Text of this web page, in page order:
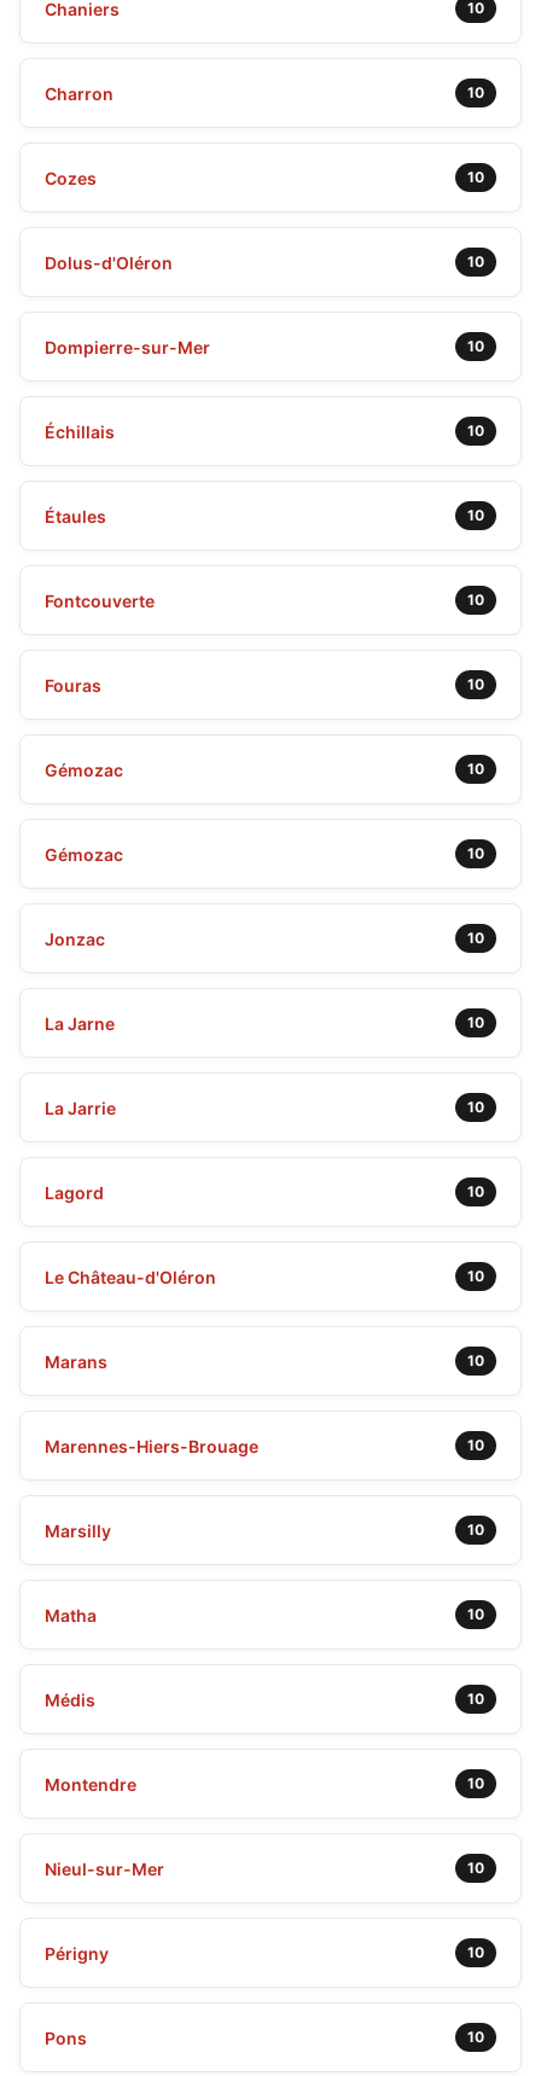
Chaniers 10
Charron 10
Cozes 10
Dolus-d'Oléron 10
Dompierre-sur-Mer 10
Échillais 10
Étaules 10
Fontcouverte 10
Fouras 10
Gémozac 10
Gémozac 10
Jonzac 10
La Jarne 10
La Jarrie 10
Lagord 10
Le Château-d'Oléron 10
Marans 10
Marennes-Hiers-Brouage 10
Marsilly 10
Matha 10
Médis 10
Montendre 10
Nieul-sur-Mer 10
Périgny 10
Pons 10